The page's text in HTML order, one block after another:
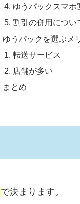
ゆうパックスマ
割引の併用につい
ゆうパックを選ぶメ
転送サービス
店舗が多い
まとめ
で決まります。